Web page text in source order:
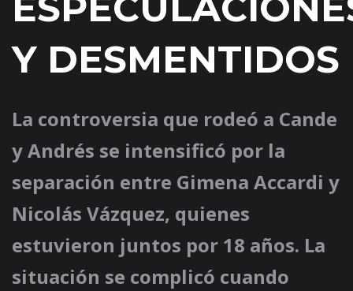
Y DESMENTIDOS
La controversia que rodeó a Cande
y Andrés se intensificó por la
separación entre Gimena Accardi y
Nicolás Vázquez, quienes
estuvieron juntos por 18 años. La
situación se complicó cuando